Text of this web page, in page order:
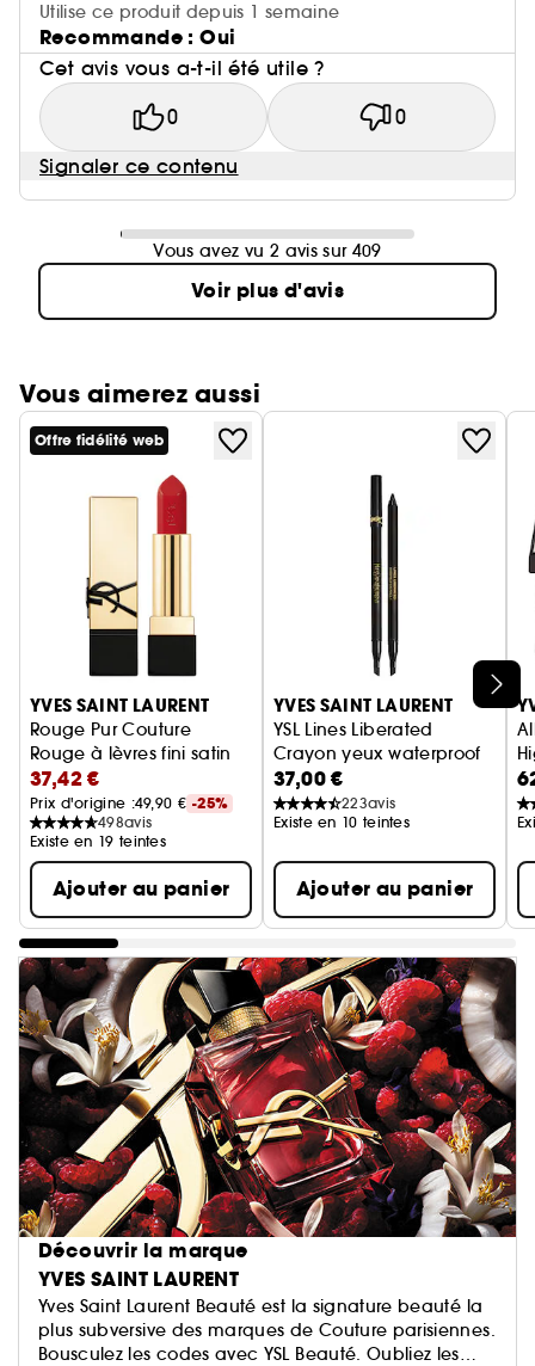
Utilise ce produit depuis 1 semaine
Recommande : Oui
Cet avis vous a-t-il été utile ?
0 0
Signaler ce contenu
Vous avez vu 2 avis sur 409
Voir plus d'avis
Vous aimerez aussi
Ignorer le carrousel produits
Offre fidélité web
YVES SAINT LAURENT
Rouge Pur Couture
Rouge à lèvres fini satin
37,42 €
Prix d'origine :49,90 € -25%
498avis
Existe en 19 teintes
Ajouter au panier
YVES SAINT LAURENT
YSL Lines Liberated
Crayon yeux waterproof
37,00 €
223avis
Existe en 10 teintes
Ajouter au panier
Découvrir la marque
YVES SAINT LAURENT
Yves Saint Laurent Beauté est la signature beauté la
plus subversive des marques de Couture parisiennes.
Bousculez les codes avec YSL Beauté. Oubliez les